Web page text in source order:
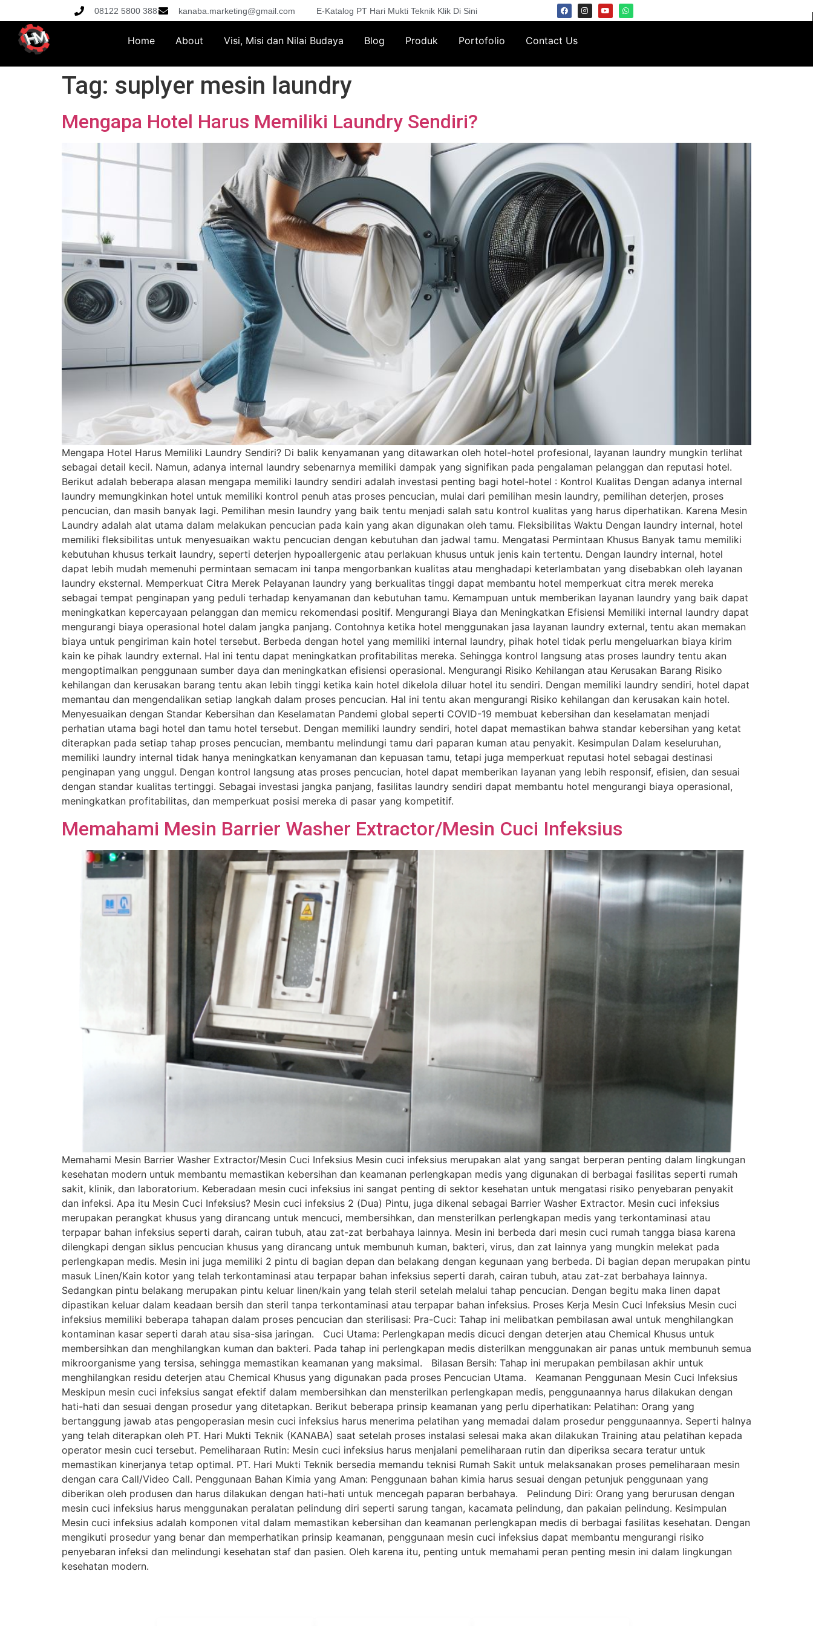
08122 5800 388 kanaba.marketing@gmail.com E-Katalog PT Hari Mukti Teknik Klik Di Sini
Home About Visi, Misi dan Nilai Budaya Blog Produk Portofolio Contact Us
Tag: suplyer mesin laundry
Mengapa Hotel Harus Memiliki Laundry Sendiri?
Mengapa Hotel Harus Memiliki Laundry Sendiri? Di balik kenyamanan yang ditawarkan oleh hotel-hotel profesional, layanan laundry mungkin terlihat
sebagai detail kecil. Namun, adanya internal laundry sebenarnya memiliki dampak yang signifikan pada pengalaman pelanggan dan reputasi hotel.
Berikut adalah beberapa alasan mengapa memiliki laundry sendiri adalah investasi penting bagi hotel-hotel : Kontrol Kualitas Dengan adanya internal
laundry memungkinkan hotel untuk memiliki kontrol penuh atas proses pencucian, mulai dari pemilihan mesin laundry, pemilihan deterjen, proses
pencucian, dan masih banyak lagi. Pemilihan mesin laundry yang baik tentu menjadi salah satu kontrol kualitas yang harus diperhatikan. Karena Mesin
Laundry adalah alat utama dalam melakukan pencucian pada kain yang akan digunakan oleh tamu. Fleksibilitas Waktu Dengan laundry internal, hotel
memiliki fleksibilitas untuk menyesuaikan waktu pencucian dengan kebutuhan dan jadwal tamu. Mengatasi Permintaan Khusus Banyak tamu memiliki
kebutuhan khusus terkait laundry, seperti deterjen hypoallergenic atau perlakuan khusus untuk jenis kain tertentu. Dengan laundry internal, hotel
dapat lebih mudah memenuhi permintaan semacam ini tanpa mengorbankan kualitas atau menghadapi keterlambatan yang disebabkan oleh layanan
laundry eksternal. Memperkuat Citra Merek Pelayanan laundry yang berkualitas tinggi dapat membantu hotel memperkuat citra merek mereka
sebagai tempat penginapan yang peduli terhadap kenyamanan dan kebutuhan tamu. Kemampuan untuk memberikan layanan laundry yang baik dapat
meningkatkan kepercayaan pelanggan dan memicu rekomendasi positif. Mengurangi Biaya dan Meningkatkan Efisiensi Memiliki internal laundry dapat
mengurangi biaya operasional hotel dalam jangka panjang. Contohnya ketika hotel menggunakan jasa layanan laundry external, tentu akan memakan
biaya untuk pengiriman kain hotel tersebut. Berbeda dengan hotel yang memiliki internal laundry, pihak hotel tidak perlu mengeluarkan biaya kirim
kain ke pihak laundry external. Hal ini tentu dapat meningkatkan profitabilitas mereka. Sehingga kontrol langsung atas proses laundry tentu akan
mengoptimalkan penggunaan sumber daya dan meningkatkan efisiensi operasional. Mengurangi Risiko Kehilangan atau Kerusakan Barang Risiko
kehilangan dan kerusakan barang tentu akan lebih tinggi ketika kain hotel dikelola diluar hotel itu sendiri. Dengan memiliki laundry sendiri, hotel dapat
memantau dan mengendalikan setiap langkah dalam proses pencucian. Hal ini tentu akan mengurangi Risiko kehilangan dan kerusakan kain hotel.
Menyesuaikan dengan Standar Kebersihan dan Keselamatan Pandemi global seperti COVID-19 membuat kebersihan dan keselamatan menjadi
perhatian utama bagi hotel dan tamu hotel tersebut. Dengan memiliki laundry sendiri, hotel dapat memastikan bahwa standar kebersihan yang ketat
diterapkan pada setiap tahap proses pencucian, membantu melindungi tamu dari paparan kuman atau penyakit. Kesimpulan Dalam keseluruhan,
memiliki laundry internal tidak hanya meningkatkan kenyamanan dan kepuasan tamu, tetapi juga memperkuat reputasi hotel sebagai destinasi
penginapan yang unggul. Dengan kontrol langsung atas proses pencucian, hotel dapat memberikan layanan yang lebih responsif, efisien, dan sesuai
dengan standar kualitas tertinggi. Sebagai investasi jangka panjang, fasilitas laundry sendiri dapat membantu hotel mengurangi biaya operasional,
meningkatkan profitabilitas, dan memperkuat posisi mereka di pasar yang kompetitif.
Memahami Mesin Barrier Washer Extractor/Mesin Cuci Infeksius
Memahami Mesin Barrier Washer Extractor/Mesin Cuci Infeksius Mesin cuci infeksius merupakan alat yang sangat berperan penting dalam lingkungan
kesehatan modern untuk membantu memastikan kebersihan dan keamanan perlengkapan medis yang digunakan di berbagai fasilitas seperti rumah
sakit, klinik, dan laboratorium. Keberadaan mesin cuci infeksius ini sangat penting di sektor kesehatan untuk mengatasi risiko penyebaran penyakit
dan infeksi. Apa itu Mesin Cuci Infeksius? Mesin cuci infeksius 2 (Dua) Pintu, juga dikenal sebagai Barrier Washer Extractor. Mesin cuci infeksius
merupakan perangkat khusus yang dirancang untuk mencuci, membersihkan, dan mensterilkan perlengkapan medis yang terkontaminasi atau
terpapar bahan infeksius seperti darah, cairan tubuh, atau zat-zat berbahaya lainnya. Mesin ini berbeda dari mesin cuci rumah tangga biasa karena
dilengkapi dengan siklus pencucian khusus yang dirancang untuk membunuh kuman, bakteri, virus, dan zat lainnya yang mungkin melekat pada
perlengkapan medis. Mesin ini juga memiliki 2 pintu di bagian depan dan belakang dengan kegunaan yang berbeda. Di bagian depan merupakan pintu
masuk Linen/Kain kotor yang telah terkontaminasi atau terpapar bahan infeksius seperti darah, cairan tubuh, atau zat-zat berbahaya lainnya.
Sedangkan pintu belakang merupakan pintu keluar linen/kain yang telah steril setelah melalui tahap pencucian. Dengan begitu maka linen dapat
dipastikan keluar dalam keadaan bersih dan steril tanpa terkontaminasi atau terpapar bahan infeksius. Proses Kerja Mesin Cuci Infeksius Mesin cuci
infeksius memiliki beberapa tahapan dalam proses pencucian dan sterilisasi: Pra-Cuci: Tahap ini melibatkan pembilasan awal untuk menghilangkan
kontaminan kasar seperti darah atau sisa-sisa jaringan. Cuci Utama: Perlengkapan medis dicuci dengan deterjen atau Chemical Khusus untuk
membersihkan dan menghilangkan kuman dan bakteri. Pada tahap ini perlengkapan medis disterilkan menggunakan air panas untuk membunuh semua
mikroorganisme yang tersisa, sehingga memastikan keamanan yang maksimal. Bilasan Bersih: Tahap ini merupakan pembilasan akhir untuk
menghilangkan residu deterjen atau Chemical Khusus yang digunakan pada proses Pencucian Utama. Keamanan Penggunaan Mesin Cuci Infeksius
Meskipun mesin cuci infeksius sangat efektif dalam membersihkan dan mensterilkan perlengkapan medis, penggunaannya harus dilakukan dengan
hati-hati dan sesuai dengan prosedur yang ditetapkan. Berikut beberapa prinsip keamanan yang perlu diperhatikan: Pelatihan: Orang yang
bertanggung jawab atas pengoperasian mesin cuci infeksius harus menerima pelatihan yang memadai dalam prosedur penggunaannya. Seperti halnya
yang telah diterapkan oleh PT. Hari Mukti Teknik (KANABA) saat setelah proses instalasi selesai maka akan dilakukan Training atau pelatihan kepada
operator mesin cuci tersebut. Pemeliharaan Rutin: Mesin cuci infeksius harus menjalani pemeliharaan rutin dan diperiksa secara teratur untuk
memastikan kinerjanya tetap optimal. PT. Hari Mukti Teknik bersedia memandu teknisi Rumah Sakit untuk melaksanakan proses pemeliharaan mesin
dengan cara Call/Video Call. Penggunaan Bahan Kimia yang Aman: Penggunaan bahan kimia harus sesuai dengan petunjuk penggunaan yang
diberikan oleh produsen dan harus dilakukan dengan hati-hati untuk mencegah paparan berbahaya. Pelindung Diri: Orang yang berurusan dengan
mesin cuci infeksius harus menggunakan peralatan pelindung diri seperti sarung tangan, kacamata pelindung, dan pakaian pelindung. Kesimpulan
Mesin cuci infeksius adalah komponen vital dalam memastikan kebersihan dan keamanan perlengkapan medis di berbagai fasilitas kesehatan. Dengan
mengikuti prosedur yang benar dan memperhatikan prinsip keamanan, penggunaan mesin cuci infeksius dapat membantu mengurangi risiko
penyebaran infeksi dan melindungi kesehatan staf dan pasien. Oleh karena itu, penting untuk memahami peran penting mesin ini dalam lingkungan
kesehatan modern.